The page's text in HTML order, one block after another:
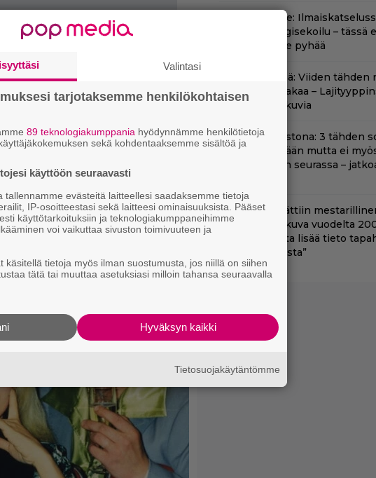
Vain aikuisille:
luvun kyborgisekoilu – tässä
mikään ei ole pyhää
Tänään tv:ssä: Viiden tähden
30 vuoden takaa –
parhaita elokuvia
Nyt suoratoistona: 3 tähden
ylitä edeltäjiään mutta ei
häpeä niiden seurassa –
Netflixiin lisättiin
mysteerielokuva vuodelta
”Kiehtovuutta lisää tieto
todellisuudesta”
Valintasi
tarjotaksemme henkilökohtaisen
89 teknologiakumppania hyödynnämme henkilötietoja
sekä kohdentaaksemme sisältöä ja
käyttöön seuraavasti
tallennamme evästeitä laitteellesi saadaksemme tietoja
IP-osoitteestasi sekä laitteesi ominaisuuksista. Pääset
käyttötarkoituksiin ja teknologiakumppaneihimme
voi vaikuttaa sivuston toimivuuteen ja
käsitellä tietoja myös ilman suostumusta, jos niillä on siihen
tätä tai muuttaa asetuksiasi milloin tahansa seuraavalla
Hyväksyn kaikki
Tietosuojakäytäntömme